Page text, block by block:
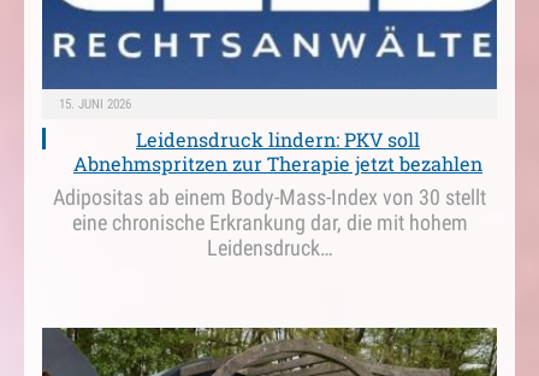
15. JUNI 2026
Leidensdruck lindern: PKV soll
Abnehmspritzen zur Therapie jetzt bezahlen
Adipositas ab einem Body-Mass-Index von 30 stellt
eine chronische Erkrankung dar, die mit hohem
Leidensdruck…